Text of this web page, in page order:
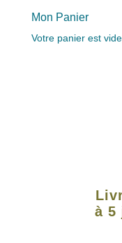
Mon Panier
Votre panier est vide.
à 5